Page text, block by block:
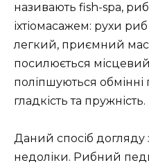
називають fish-spa,
іхтіомасажем: рухи
легкий, приємний
посилюється
поліпшуються
гладкість та пружність.
Даний спосіб догляду
недоліки. Рибний